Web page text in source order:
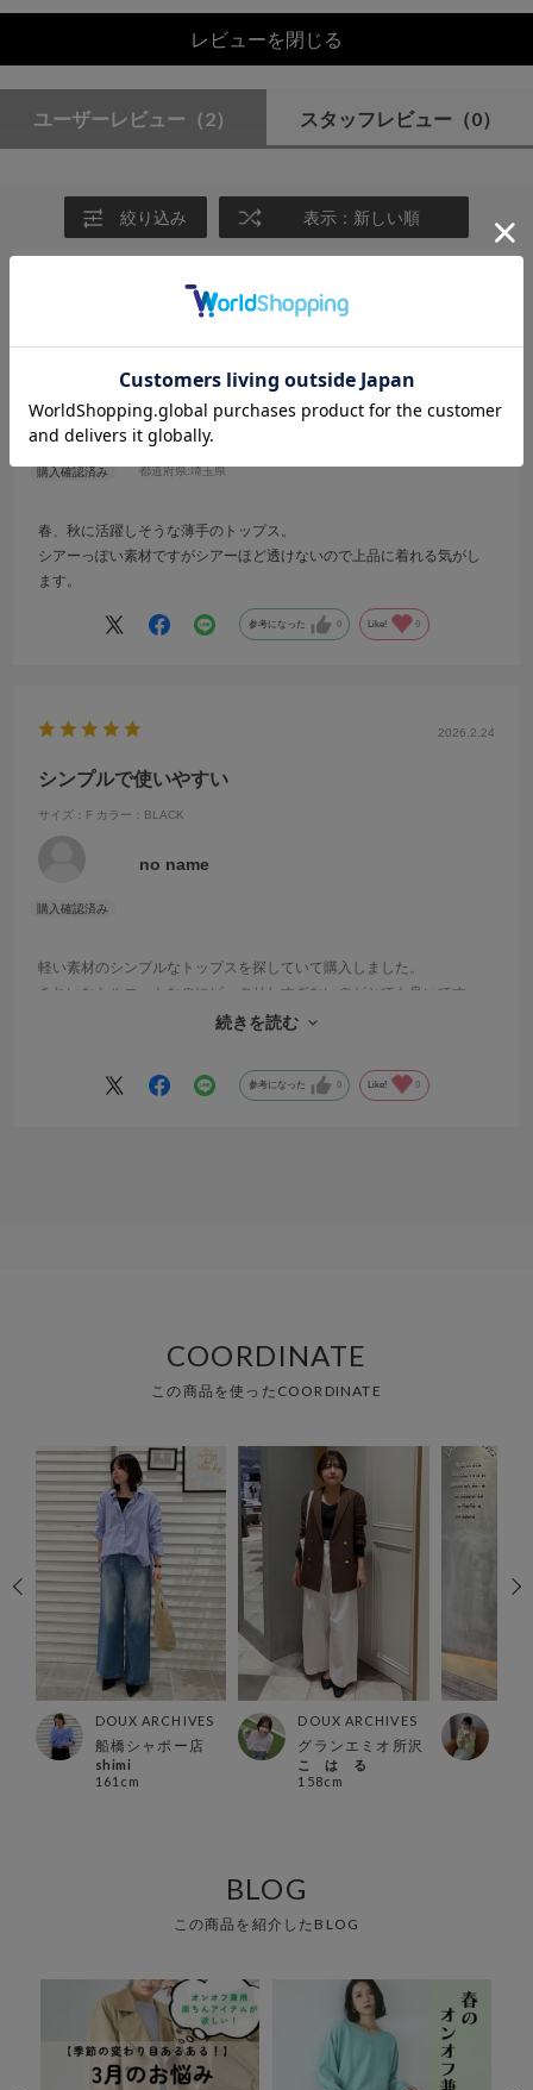
レビューを閉じる
ユーザーレビュー （2） スタッフレビュー （0）
絞り込み 表示：新しい順
綺麗なラメ
カラー：SILVER GRAY
ぴー
年代:30代 性別:
都道府県:埼玉県
春、秋に活躍しそうな薄手のトップス。
シアーっぽい素材ですがシアーほど透けないので上品に着れる気がし
ます。
参考になった 0 Like! 0
2026.2.24
シンプルで使いやすい
サイズ：F カラー：BLACK
no name
軽い素材のシンプルなトップスを探していて購入しました。
きれいなシルエットなのにピッタリしすぎないのがとても良いです。
ジャケットのインナーとしても活躍しそうなので、たくさん着回そう
続きを読む
参考になった 0 Like! 0
COORDINATE
この商品を使ったCOORDINATE
DOUX ARCHIVES
船橋シャポー店
shimi
161cm
DOUX ARCHIVES
グランエミオ所沢
こ は る
158cm
BLOG
この商品を紹介したBLOG